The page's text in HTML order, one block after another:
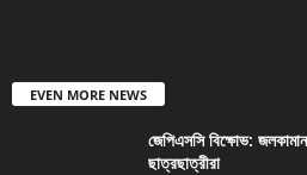
EVEN MORE NEWS
জেপিএসসি বিক্ষোভ:
ছাত্রছাত্রীরা